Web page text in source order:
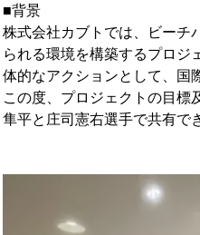
■背景
株式会社カブトでは、ビーチ
られる環境を構築するプロジ
体的なアクションとして、国
この度、プロジェクトの目
隼平と庄司憲右選手で共有で